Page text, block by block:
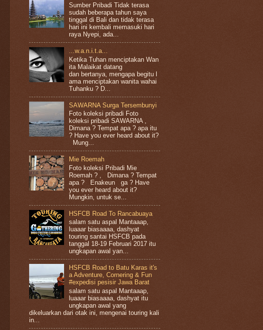
Sumber Pribadi Tidak terasa
sudah beberapa tahun saya
tinggal di Bali dan tidak terasa
hari ini kembali memasuki hari
raya Nyepi, ada...
...w.a.n.i.t.a...
Ketika Tuhan menciptakan Wan
ita Malaikat datang
dan bertanya, mengapa begitu l
ama menciptakan wanita wahai
Tuhanku ? D...
SAWARNA Surga Tersembunyi
Foto koleksi pribadi Foto
koleksi pribadi SAWARNA ,
Dimana ? Tempat apa ? apa itu
? Have you ever heard about it?
Mung...
Mie Roemah
Foto koleksi Pribadi Mie
Roemah ? , Dimana ? Tempat
apa ? Enakeun ga ? Have
you ever heard about it?
Mungkin, untuk se...
HSFCB Road To Rancabuaya
salam satu aspal Mantaaap,
luaaar biasaaaa, dashyat
touring santai HSFCB pada
tanggal 18-19 Februari 2017 itu
ungkapan awal yan...
HSFCB Road to Batu Karas it's
a Adventure, Cornering & Fun
#expedisi pesisir Jawa Barat
salam satu aspal Mantaaap,
luaaar biasaaaa, dashyat itu
ungkapan awal yang
dikeluarkan dari otak ini, mengenai touring kali
in...